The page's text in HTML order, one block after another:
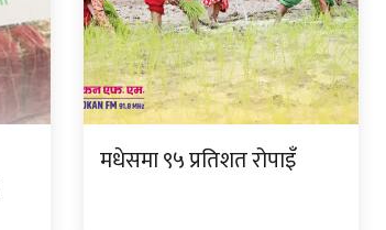
मधेसमा ९५ प्रतिशत रोपाइँ